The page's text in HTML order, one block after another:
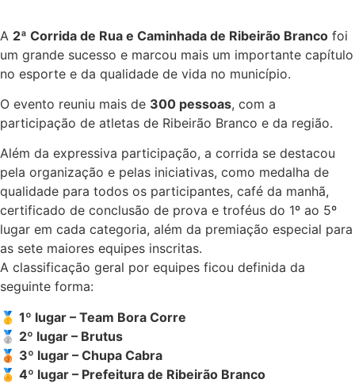
A 2ª Corrida de Rua e Caminhada de Ribeirão Branco foi
um grande sucesso e marcou mais um importante capítulo
no esporte e da qualidade de vida no município.
O evento reuniu mais de 300 pessoas, com a
participação de atletas de Ribeirão Branco e da região.
Além da expressiva participação, a corrida se destacou
pela organização e pelas iniciativas, como medalha de
qualidade para todos os participantes, café da manhã,
certificado de conclusão de prova e troféus do 1º ao 5º
lugar em cada categoria, além da premiação especial para
as sete maiores equipes inscritas.
A classificação geral por equipes ficou definida da
seguinte forma:
🥇 1º lugar – Team Bora Corre
🥈 2º lugar – Brutus
🥉 3º lugar – Chupa Cabra
🏅 4º lugar – Prefeitura de Ribeirão Branco